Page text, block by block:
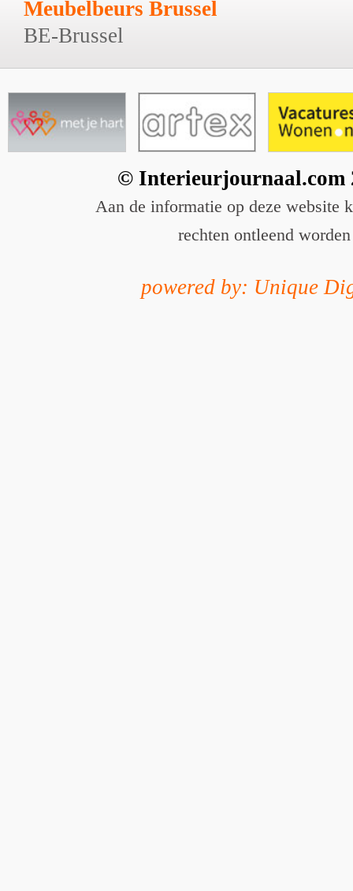
Meubelbeurs Brussel
BE-Brussel
© Interieurjournaal.com
Aan de informatie op deze website
rechten ontleend worden
powered by: Unique